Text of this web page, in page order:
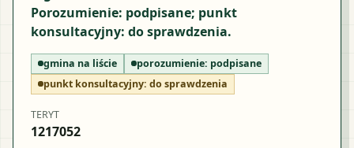
Porozumienie: podpisane; punkt
konsultacyjny: do sprawdzenia.
gmina na liście porozumienie: podpisane
punkt konsultacyjny: do sprawdzenia
TERYT
1217052